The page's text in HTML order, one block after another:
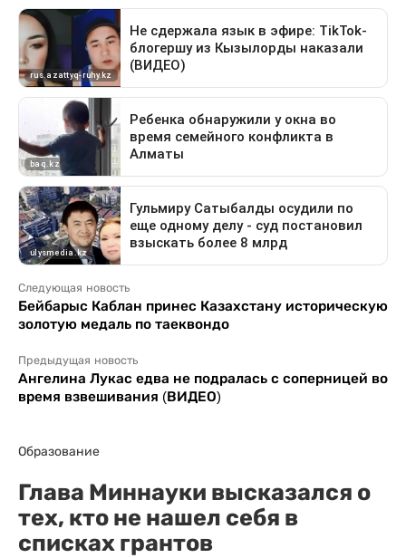
Следующая новость
Бейбарыс Каблан принес Казахстану историческую
золотую медаль по таеквондо
Предыдущая новость
Ангелина Лукас едва не подралась с соперницей во
время взвешивания (ВИДЕО)
Образование
Глава Миннауки высказался о
тех, кто не нашел себя в
списках грантов